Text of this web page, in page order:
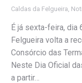
Caldas da Felgueira,
É já sexta-feira, dia
Felgueira volta a
Consórcio das
Neste Dia Oficial
a partir…